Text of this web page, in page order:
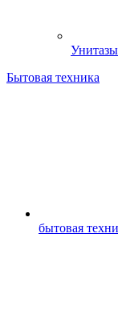
Бытовая техника
бытовая